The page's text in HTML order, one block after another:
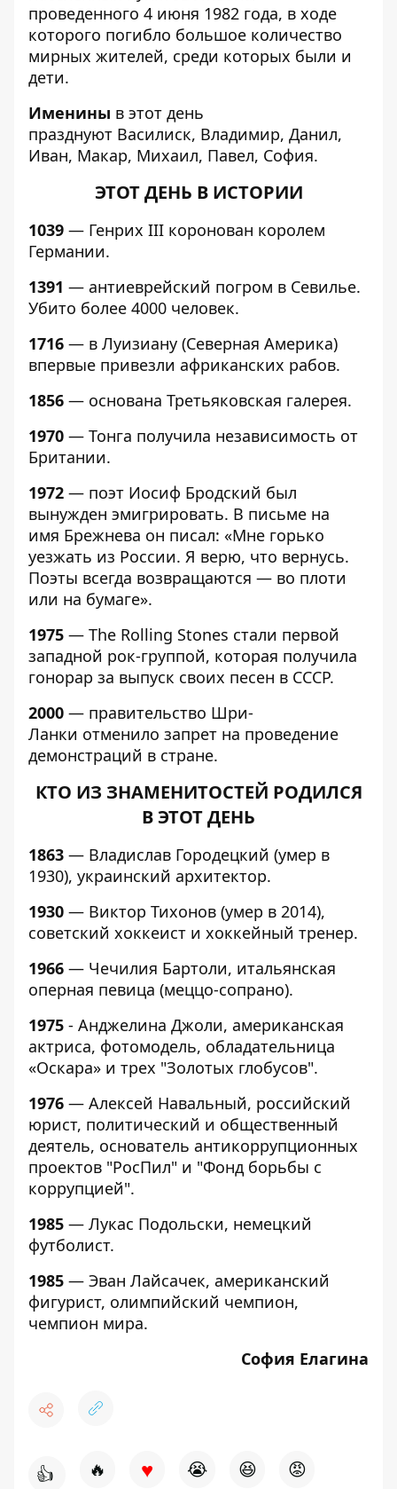
проведенного 4 июня 1982 года, в ходе
которого погибло большое количество
мирных жителей, среди которых были и
дети.
Именины в этот день
празднуют Василиск, Владимир, Данил,
Иван, Макар, Михаил, Павел, София.
ЭТОТ ДЕНЬ В ИСТОРИИ
1039 — Генрих III коронован королем
Германии.
1391 — антиеврейский погром в Севилье.
Убито более 4000 человек.
1716 — в Луизиану (Северная Америка)
впервые привезли африканских рабов.
1856 — основана Третьяковская галерея.
1970 — Тонга получила независимость от
Британии.
1972 — поэт Иосиф Бродский был
вынужден эмигрировать. В письме на
имя Брежнева он писал: «Мне горько
уезжать из России. Я верю, что вернусь.
Поэты всегда возвращаются — во плоти
или на бумаге».
1975 — The Rolling Stones стали первой
западной рок-группой, которая получила
гонорар за выпуск своих песен в СССР.
2000 — правительство Шри-
Ланки отменило запрет на проведение
демонстраций в стране.
КТО ИЗ ЗНАМЕНИТОСТЕЙ РОДИЛСЯ
В ЭТОТ ДЕНЬ
1863 — Владислав Городецкий (умер в
1930), украинский архитектор.
1930 — Виктор Тихонов (умер в 2014),
советский хоккеист и хоккейный тренер.
1966 — Чечилия Бартоли, итальянская
оперная певица (меццо-сопрано).
1975 - Анджелина Джоли, американская
актриса, фотомодель, обладательница
«Оскара» и трех "Золотых глобусов".
1976 — Алексей Навальный, российский
юрист, политический и общественный
деятель, основатель антикоррупционных
проектов "РосПил" и "Фонд борьбы с
коррупцией".
1985 — Лукас Подольски, немецкий
футболист.
1985 — Эван Лайсачек, американский
фигурист, олимпийский чемпион,
чемпион мира.
София Елагина
👍 🔥 ♥ 😭 😆 😡